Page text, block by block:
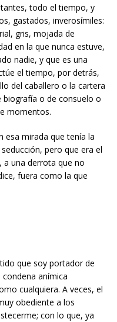
todo el tiempo, y
gastados, inverosímiles:
gris, mojada de
en la que nunca estuve,
nadie, y que es una
el tiempo, por detrás,
del caballero o la cartera
o de consuelo o
momentos.
esa mirada que tenía la
pero que era el
a una derrota que no
fuera como la que
que soy portador de
anímica
cualquiera. A veces, el
obediente a los
con lo que, ya